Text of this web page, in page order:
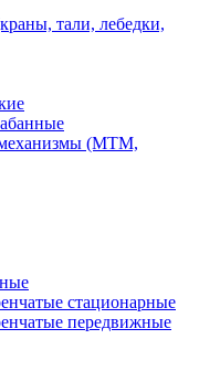
тали, лебедки,
(МТМ,
стационарные
передвижные